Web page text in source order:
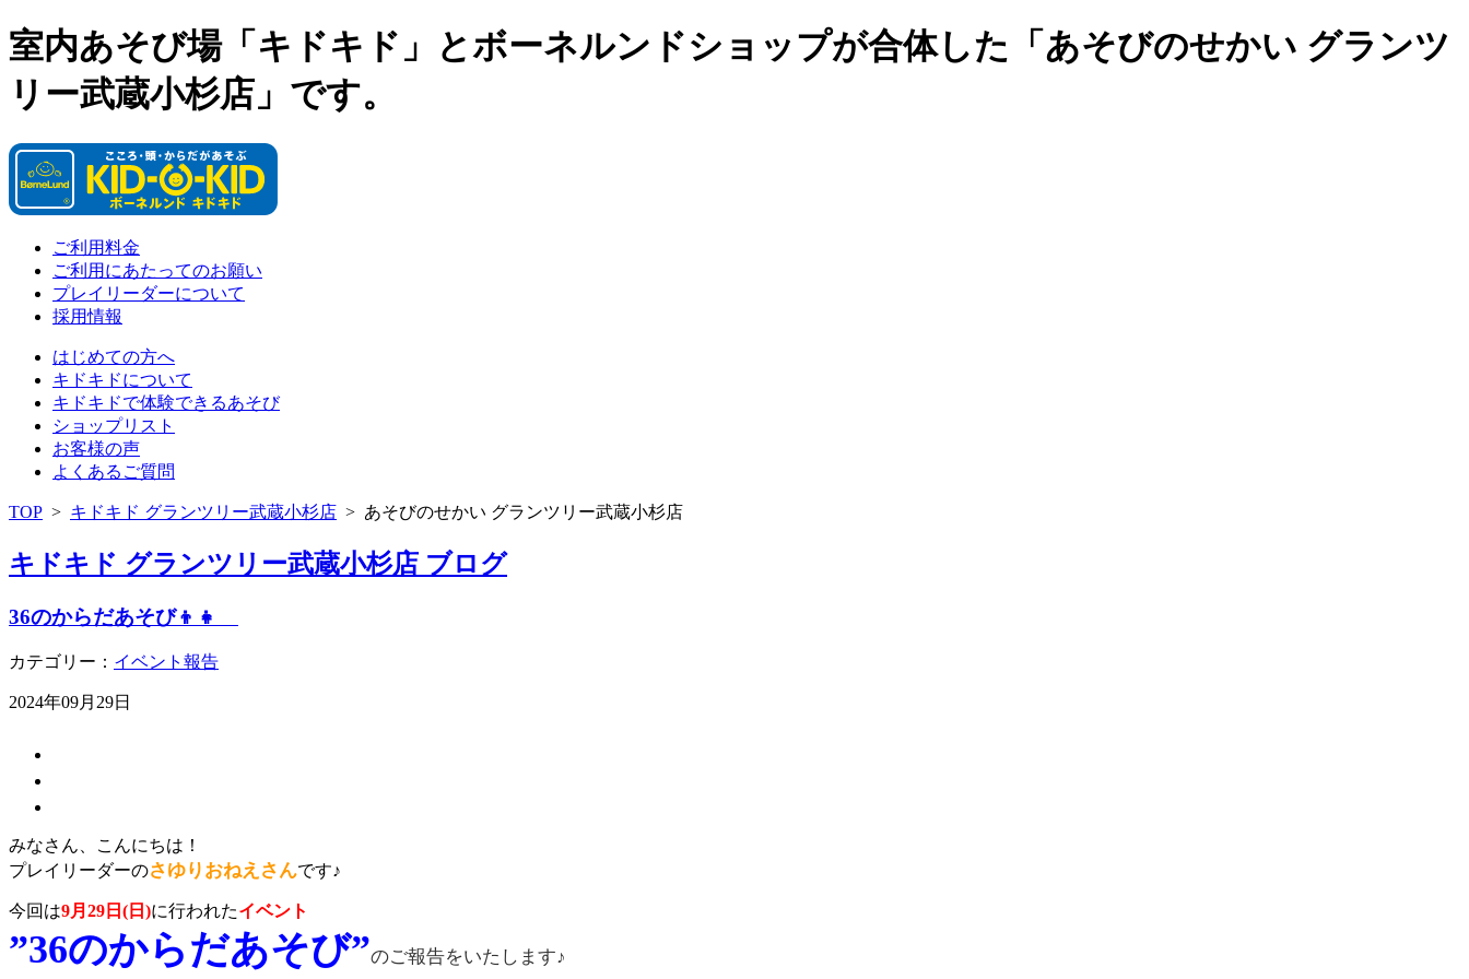
室内あそび場「キドキド」とボーネルンドショップが合体した「あそびのせかい グランツ
リー武蔵小杉店」です。
ご利用料金
ご利用にあたってのお願い
プレイリーダーについて
採用情報
はじめての方へ
キドキドについて
キドキドで体験できるあそび
ショップリスト
お客様の声
よくあるご質問
TOP > キドキド グランツリー武蔵小杉店 > あそびのせかい グランツリー武蔵小杉店
キドキド グランツリー武蔵小杉店 ブログ
36のからだあそび👦👧
カテゴリー： イベント報告
2024年09月29日
みなさん、こんにちは！
プレイリーダーのさゆり おねえさんです♪
今回は9月29日(日)に行われたイベント
”36のからだあそび”のご報告をいたします♪